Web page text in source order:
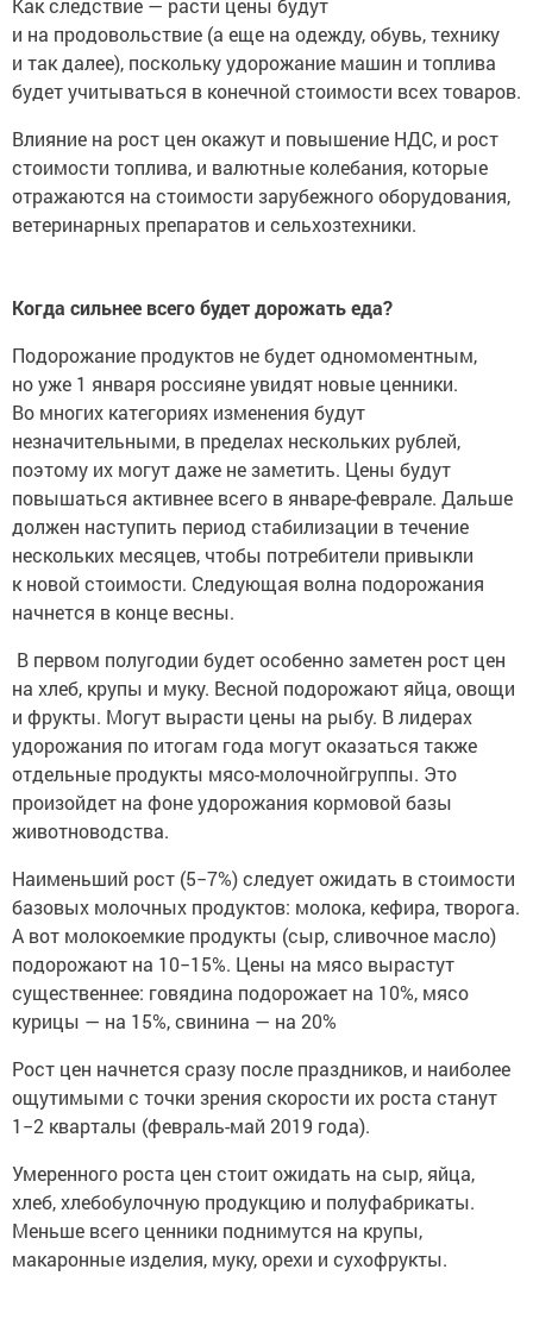
Как следствие — расти цены будут
и на продовольствие (а еще на одежду, обувь, технику
и так далее), поскольку удорожание машин и топлива
будет учитываться в конечной стоимости всех товаров.
Влияние на рост цен окажут и повышение НДС, и рост
стоимости топлива, и валютные колебания, которые
отражаются на стоимости зарубежного оборудования,
ветеринарных препаратов и сельхозтехники.
Когда сильнее всего будет дорожать еда?
Подорожание продуктов не будет одномоментным,
но уже 1 января россияне увидят новые ценники.
Во многих категориях изменения будут
незначительными, в пределах нескольких рублей,
поэтому их могут даже не заметить. Цены будут
повышаться активнее всего в январе-феврале. Дальше
должен наступить период стабилизации в течение
нескольких месяцев, чтобы потребители привыкли
к новой стоимости. Следующая волна подорожания
начнется в конце весны.
В первом полугодии будет особенно заметен рост цен
на хлеб, крупы и муку. Весной подорожают яйца, овощи
и фрукты. Могут вырасти цены на рыбу. В лидерах
удорожания по итогам года могут оказаться также
отдельные продукты мясо-молочнойгруппы. Это
произойдет на фоне удорожания кормовой базы
животноводства.
Наименьший рост (5−7%) следует ожидать в стоимости
базовых молочных продуктов: молока, кефира, творога.
А вот молокоемкие продукты (сыр, сливочное масло)
подорожают на 10−15%. Цены на мясо вырастут
существеннее: говядина подорожает на 10%, мясо
курицы — на 15%, свинина — на 20%
Рост цен начнется сразу после праздников, и наиболее
ощутимыми с точки зрения cкорости их роста станут
1−2 кварталы (февраль-май 2019 года).
Умеренного роста цен стоит ожидать на сыр, яйца,
хлеб, хлебобулочную продукцию и полуфабрикаты.
Меньше всего ценники поднимутся на крупы,
макаронные изделия, муку, орехи и сухофрукты.